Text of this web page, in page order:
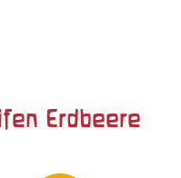
Erdbeere